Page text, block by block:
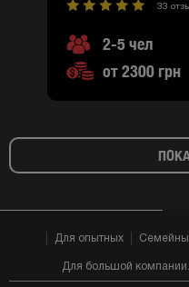
33
2-5 чел
от 2300 грн
Для опытных
Для большой